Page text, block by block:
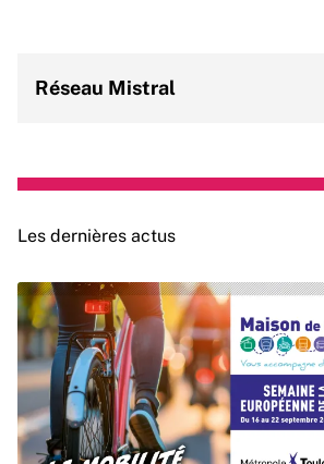
Réseau Mistral
Les dernières actus